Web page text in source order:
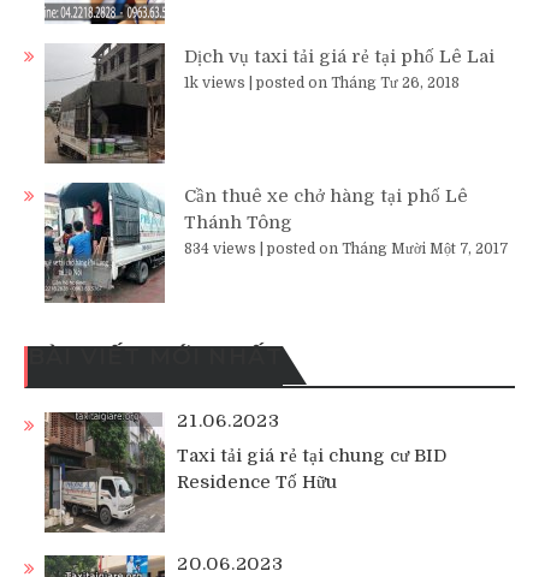
Dịch vụ taxi tải giá rẻ tại phố Lê Lai
1k views posted on Tháng Tư 26, 2018
Cần thuê xe chở hàng tại phố Lê
Thánh Tông
834 views posted on Tháng Mười Một 7, 2017
BÀI VIẾT MỚI NHẤT
21.06.2023
Taxi tải giá rẻ tại chung cư BID
Residence Tố Hữu
20.06.2023